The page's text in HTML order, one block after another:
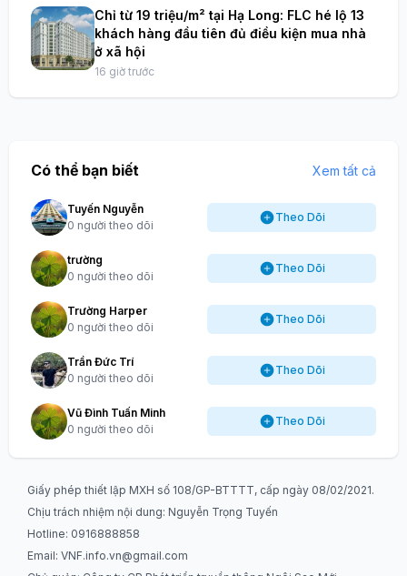
Chỉ từ 19 triệu/m² tại Hạ Long: FLC hé lộ 13
khách hàng đầu tiên đủ điều kiện mua nhà
ở xã hội
16 giờ trước
Có thể bạn biết Xem tất cả
Tuyến Nguyễn
0 người theo dõi
Theo Dõi
trường
0 người theo dõi
Theo Dõi
Trường Harper
0 người theo dõi
Theo Dõi
Trần Đức Trí
0 người theo dõi
Theo Dõi
Vũ Đình Tuấn Minh
0 người theo dõi
Theo Dõi
Giấy phép thiết lập MXH số 108/GP-BTTTT, cấp ngày 08/02/2021.
Chịu trách nhiệm nội dung: Nguyễn Trọng Tuyến
Hotline: 0916888858
Email: VNF.info.vn@gmail.com